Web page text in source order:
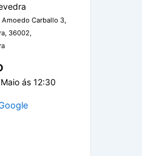
Amoedo Carballo 3,
36002,
ás 12:30